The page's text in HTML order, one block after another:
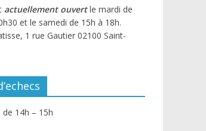
actuellement ouvertle mardi de
et le samedi de 15h à 18h.
1 rue Gautier 02100 Saint-
de 14h – 15h